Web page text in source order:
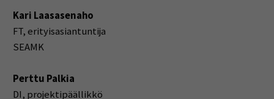
Kari Laasasenaho
FT, erityisasiantuntija
SEAMK
Perttu Palkia
DI, projektipäällikkö